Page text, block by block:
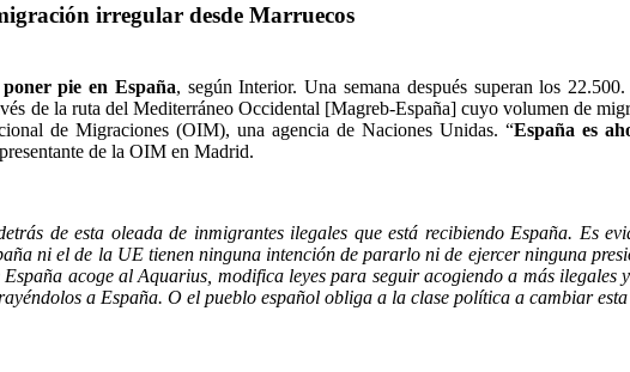
irregular desde Marruecos
pie en España, según Interior. Una semana después superan los
de la ruta del Mediterráneo Occidental [Magreb-España] cuyo volumen de
de Migraciones (OIM), una agencia de Naciones Unidas. “España es
de la OIM en Madrid.
de esta oleada de inmigrantes ilegales que está recibiendo España. Es
ni el de la UE tienen ninguna intención de pararlo ni de ejercer ninguna
acoge al Aquarius, modifica leyes para seguir acogiendo a más
a España. O el pueblo español obliga a la clase política a cambiar